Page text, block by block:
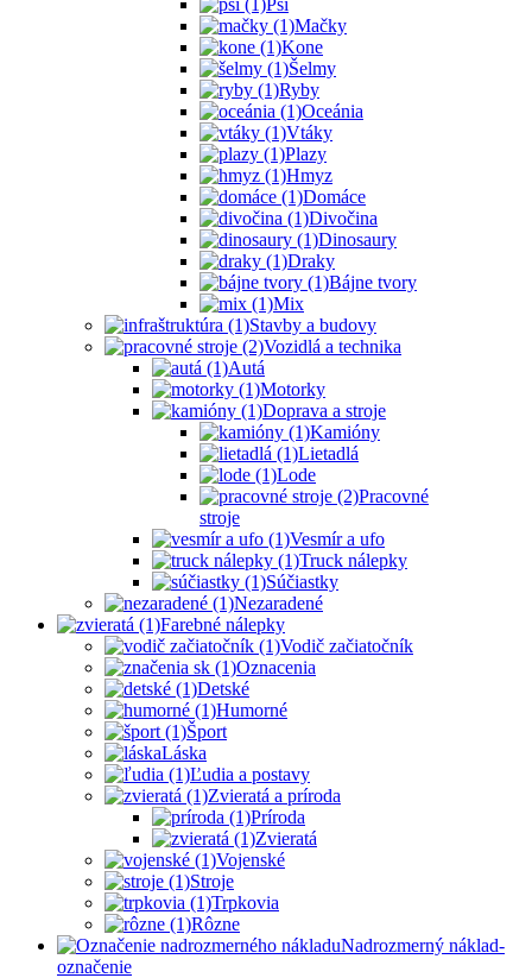
Psi
Mačky
Kone
Šelmy
Ryby
Oceánia
Vtáky
Plazy
Hmyz
Domáce
Divočina
Dinosaury
Draky
Bájne tvory
Mix
Stavby a budovy
Vozidlá a technika
Autá
Motorky
Doprava a stroje
Kamióny
Lietadlá
Lode
Pracovné
stroje
Vesmír a ufo
Truck nálepky
Súčiastky
Nezaradené
Farebné nálepky
Vodič začiatočník
Oznacenia
Detské
Humorné
Šport
Láska
Ľudia a postavy
Zvieratá a príroda
Príroda
Zvieratá
Vojenské
Stroje
Trpkovia
Rôzne
Nadrozmerný náklad-
označenie